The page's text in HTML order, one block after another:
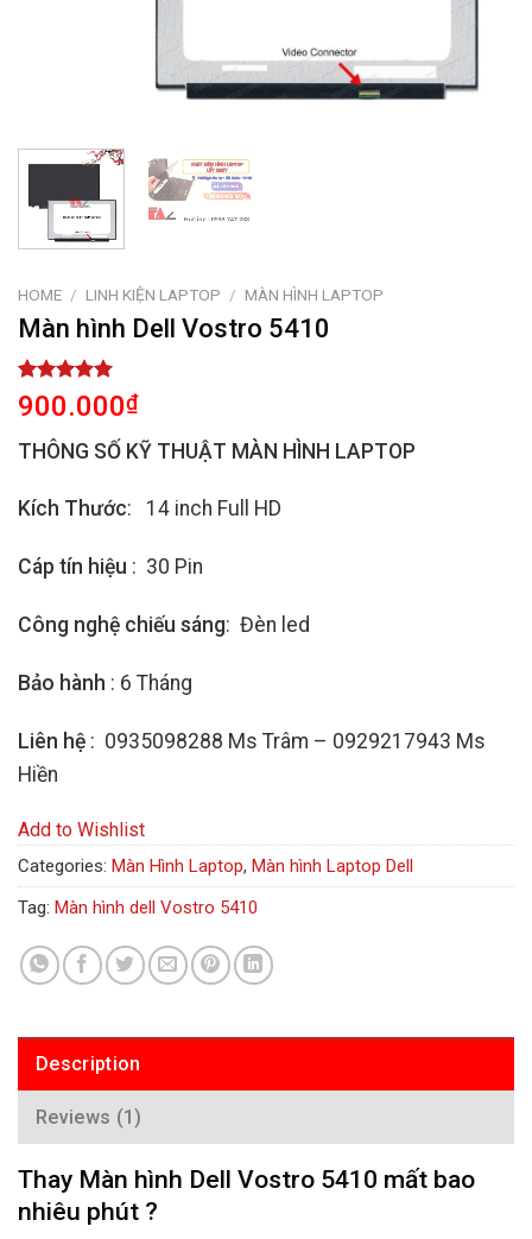
HOME / LINH KIỆN LAPTOP / MÀN HÌNH LAPTOP
Màn hình Dell Vostro 5410
Rated
5.00
out of 5
based on
1
customer
900.000₫
THÔNG SỐ KỸ THUẬT MÀN HÌNH LAPTOP
Kích Thước: 14 inch Full HD
Cáp tín hiệu : 30 Pin
Công nghệ chiếu sáng: Đèn led
Bảo hành : 6 Tháng
Liên hệ : 0935098288 Ms Trâm – 0929217943 Ms
Hiền
Add to Wishlist
Categories: Màn Hình Laptop, Màn hình Laptop Dell
Tag: Màn hình dell Vostro 5410
Description
Reviews (1)
Thay Màn hình Dell Vostro 5410 mất bao
nhiêu phút ?